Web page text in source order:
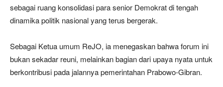
sebagai ruang konsolidasi para senior Demokrat di tengah
dinamika politik nasional yang terus bergerak.
Sebagai Ketua umum ReJO, ia menegaskan bahwa forum ini
bukan sekadar reuni, melainkan bagian dari upaya nyata untuk
berkontribusi pada jalannya pemerintahan Prabowo-Gibran.